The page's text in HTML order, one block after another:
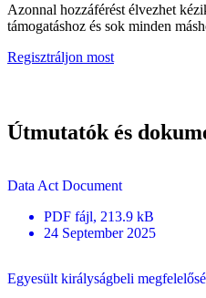
Azonnal hozzáférést élvezhet
támogatáshoz és sok minden
Regisztráljon most
Útmutatók és
Data Act Document
PDF fájl, 213.9 kB
24 September 2025
Egyesült királyságbeli